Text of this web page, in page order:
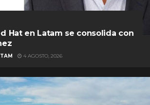
Hat en Latam se consolida con
4 AGOSTO, 2026